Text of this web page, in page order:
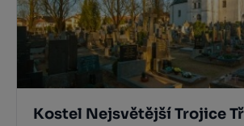
Kostel Nejsvětější Trojice